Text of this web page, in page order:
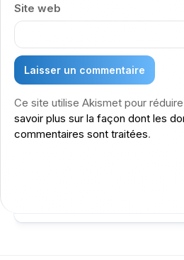
Site web
Ce site utilise Akismet pour
savoir plus sur la façon dont les
commentaires sont traitées.